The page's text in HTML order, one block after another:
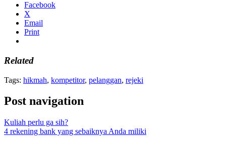
Facebook
X
Email
Print
Related
Tags: hikmah, kompetitor, pelanggan, rejeki
Post navigation
Kuliah perlu ga sih?
4 rekening bank yang sebaiknya Anda miliki